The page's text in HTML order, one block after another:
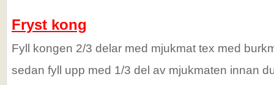
Fryst kong
Fyll kongen 2/3 delar med mjukmat tex med
sedan fyll upp med 1/3 del av mjukmaten innan